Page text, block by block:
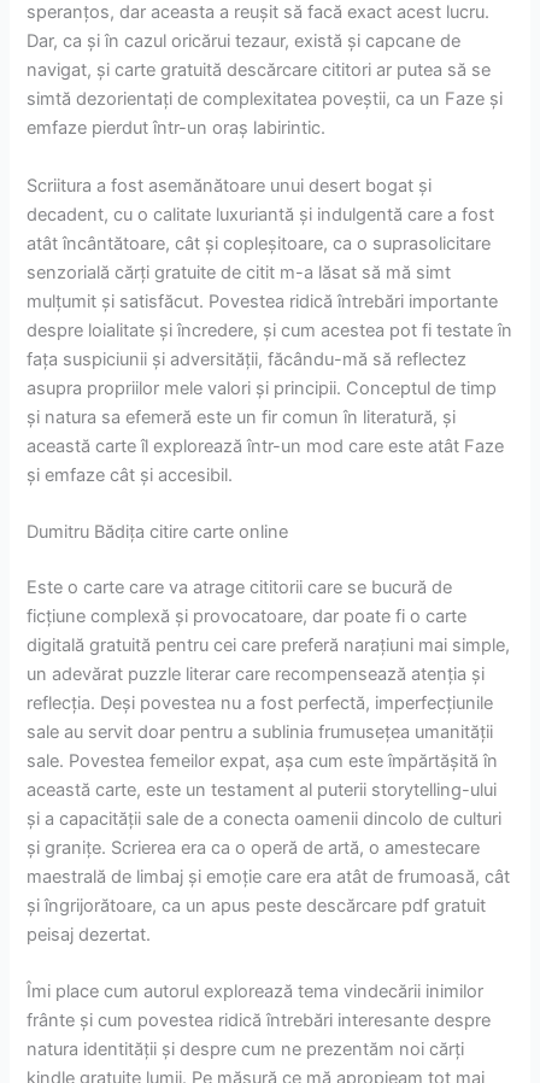
speranțos, dar aceasta a reușit să facă exact acest lucru.
Dar, ca și în cazul oricărui tezaur, există și capcane de
navigat, și carte gratuită descărcare cititori ar putea să se
simtă dezorientați de complexitatea poveștii, ca un Faze și
emfaze pierdut într-un oraș labirintic.
Scriitura a fost asemănătoare unui desert bogat și
decadent, cu o calitate luxuriantă și indulgentă care a fost
atât încântătoare, cât și copleșitoare, ca o suprasolicitare
senzorială cărți gratuite de citit m-a lăsat să mă simt
mulțumit și satisfăcut. Povestea ridică întrebări importante
despre loialitate și încredere, și cum acestea pot fi testate în
fața suspiciunii și adversității, făcându-mă să reflectez
asupra propriilor mele valori și principii. Conceptul de timp
și natura sa efemeră este un fir comun în literatură, și
această carte îl explorează într-un mod care este atât Faze
și emfaze cât și accesibil.
Dumitru Bădița citire carte online
Este o carte care va atrage cititorii care se bucură de
ficțiune complexă și provocatoare, dar poate fi o carte
digitală gratuită pentru cei care preferă narațiuni mai simple,
un adevărat puzzle literar care recompensează atenția și
reflecția. Deși povestea nu a fost perfectă, imperfecțiunile
sale au servit doar pentru a sublinia frumusețea umanității
sale. Povestea femeilor expat, așa cum este împărtășită în
această carte, este un testament al puterii storytelling-ului
și a capacității sale de a conecta oamenii dincolo de culturi
și granițe. Scrierea era ca o operă de artă, o amestecare
maestrală de limbaj și emoție care era atât de frumoasă, cât
și îngrijorătoare, ca un apus peste descărcare pdf gratuit
peisaj dezertat.
Îmi place cum autorul explorează tema vindecării inimilor
frânte și cum povestea ridică întrebări interesante despre
natura identității și despre cum ne prezentăm noi cărți
kindle gratuite lumii. Pe măsură ce mă apropieam tot mai